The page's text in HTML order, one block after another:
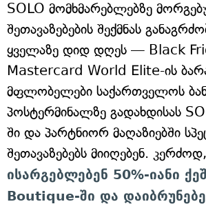
SOLO მომხმარებლებზე
შეთავაზებების შექმნას
ყველაზე დიდ დღეს — Black
Mastercard World Elite-ის
მფლობელები საქართველოს
პოსტერმინალზე გადახდისას
ში და პარტნიორ მაღაზიებში
შეთავაზებებს მიიღებენ. კერძოდ,
ისარგებლებენ 50%-იანი
Boutique-ში და